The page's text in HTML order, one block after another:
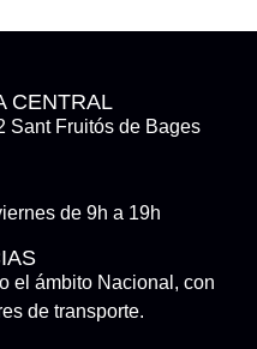
CENTRAL
Sant Fruitós de Bages
de 9h a 19h
el ámbito Nacional, con
de transporte.